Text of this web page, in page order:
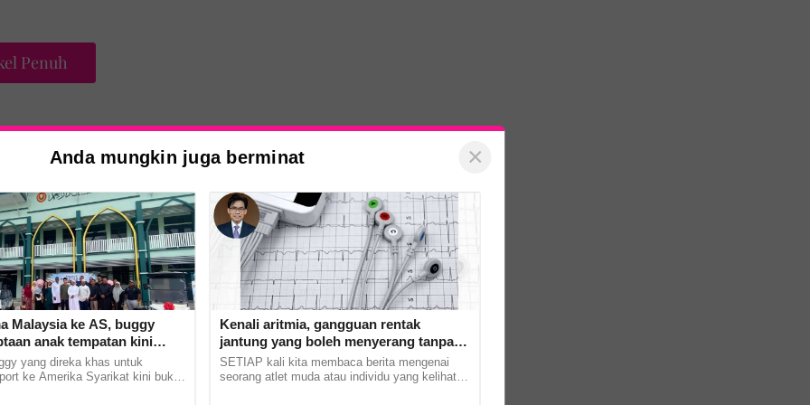
Tajaan FAM, Datuk Hisamudin Yahaya
menerusi pengedar rasminya itu
perhatian syarikat-syarikat swasta di
Penuh
Anda mungkin juga berminat ×
Malaysia ke AS, buggy
anak tempatan kini
jemaah majlis
yang direka khas untuk
ke Amerika Syarikat kini bukan
Kenali aritmia, gangguan rentak
jantung yang boleh menyerang tanpa
disedari
SETIAP kali kita membaca berita mengenai
seorang atlet muda atau individu yang kelihatan